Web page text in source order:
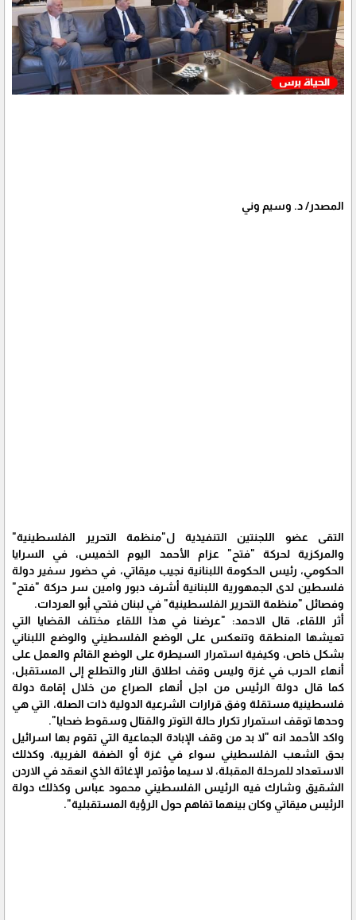
المصدر/ د. وسيم وني
التقى عضو اللجنتين التنفيذية ل"منظمة التحرير الفلسطينية"
والمركزية لحركة "فتح" عزام الأحمد اليوم الخميس، في السرايا
الحكومي، رئيس الحكومة اللبنانية نجيب ميقاتي، في حضور سفير دولة
فلسطين لدى الجمهورية اللبنانية أشرف دبور وامين سر حركة "فتح"
وفصائل "منظمة التحرير الفلسطينية" في لبنان فتحي أبو العردات.
أثر اللقاء، قال الاحمد: "عرضنا في هذا اللقاء مختلف القضايا التي
تعيشها المنطقة وتنعكس على الوضع الفلسطيني والوضع اللبناني
بشكل خاص، وكيفية استمرار السيطرة على الوضع القائم والعمل على
أنهاء الحرب في غزة وليس وقف اطلاق النار والتطلع إلى المستقبل،
كما قال دولة الرئيس من اجل أنهاء الصراع من خلال إقامة دولة
فلسطينية مستقلة وفق قرارات الشرعية الدولية ذات الصلة، التي هي
وحدها توقف استمرار تكرار حالة التوتر والقتال وسقوط ضحايا".
واكد الأحمد انه "لا بد من وقف الإبادة الجماعية التي تقوم بها اسرائيل
بحق الشعب الفلسطيني سواء في غزة أو الضفة الغربية، وكذلك
الاستعداد للمرحلة المقبلة، لا سيما مؤتمر الإغاثة الذي انعقد في الاردن
الشقيق وشارك فيه الرئيس الفلسطيني محمود عباس وكذلك دولة
الرئيس ميقاتي وكان بينهما تفاهم حول الرؤية المستقبلية".